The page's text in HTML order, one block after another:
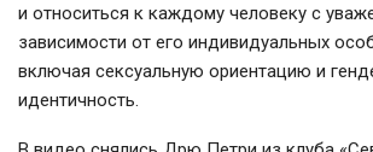
и относиться к каждому человеку с
зависимости от его индивидуальных
включая сексуальную ориентацию и
идентичность.